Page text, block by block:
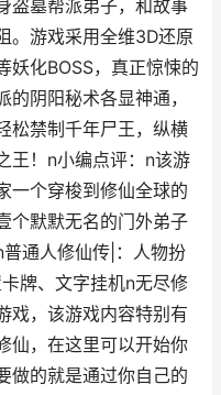
盗墓帮派弟子，和故事
。游戏采用全维3D还原
妖化BOSS，真正惊悚的
阴阳秘术各显神通，
松禁制千年尸王，纵横
王！n小编点评：n该游
一个穿梭到修仙全球的
个默默无名的门外弟子
通人修仙传|：人物扮
牌、文字挂机n无尽修
戏，该游戏内容特别有
仙，在这里可以开始你
做的就是通过你自己的